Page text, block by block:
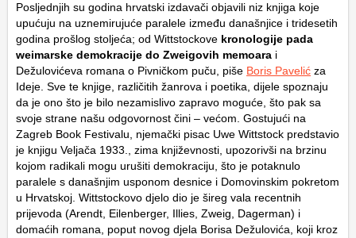
Posljednjih su godina hrvatski izdavači objavili niz knjiga koje
upućuju na uznemirujuće paralele između današnjice i tridesetih
godina prošlog stoljeća; od Wittstockove kronologije pada
weimarske demokracije do Zweigovih memoara i
Dežulovićeva romana o Pivničkom puču, piše Boris Pavelić za
Ideje. Sve te knjige, različitih žanrova i poetika, dijele spoznaju
da je ono što je bilo nezamislivo zapravo moguće, što pak sa
svoje strane našu odgovornost čini – većom. Gostujući na
Zagreb Book Festivalu, njemački pisac Uwe Wittstock predstavio
je knjigu Veljača 1933., zima književnosti, upozorivši na brzinu
kojom radikali mogu urušiti demokraciju, što je potaknulo
paralele s današnjim usponom desnice i Domovinskim pokretom
u Hrvatskoj. Wittstockovo djelo dio je šireg vala recentnih
prijevoda (Arendt, Eilenberger, Illies, Zweig, Dagerman) i
domaćih romana, poput novog djela Borisa Dežulovića, koji kroz